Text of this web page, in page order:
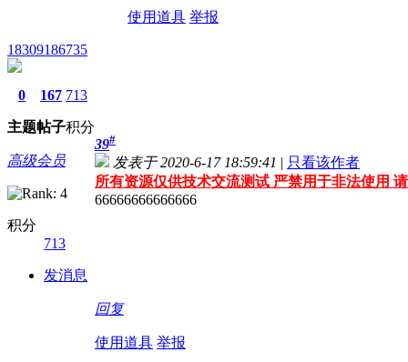
使用道具 举报
18309186735
0
主题
167
帖子
713
积分
高级会员
积分
713
发消息
39#
发表于 2020-6-17 18:59:41 | 只看该作者
所有资源仅供技术交流测试 严禁用于非法使用
66666666666666
回复
使用道具 举报